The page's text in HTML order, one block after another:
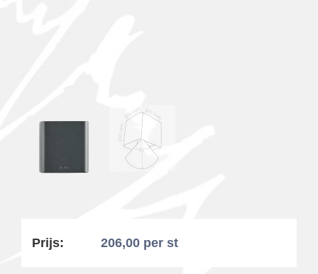
Prijs: 206,00 per st